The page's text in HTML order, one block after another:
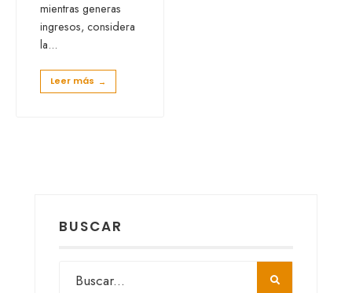
mientras generas
ingresos, considera
la...
Leer más →
BUSCAR